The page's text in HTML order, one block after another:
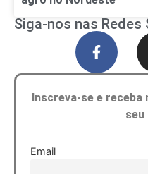
Siga-nos nas Redes
Inscreva-se e
seu
Email